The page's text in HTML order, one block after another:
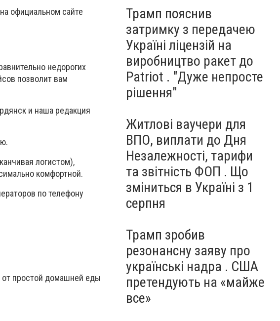
официальном сайте
недорогих
позволит вам
и наша редакция
логистом),
комфортной.
по телефону
от простой домашней еды
Трамп пояснив
затримку з передачею
Україні ліцензій на
виробництво ракет до
Patriot . "Дуже непросте
рішення"
Житлові ваучери для
ВПО, виплати до Дня
Незалежності, тарифи
та звітність ФОП . Що
зміниться в Україні з 1
серпня
Трамп зробив
резонансну заяву про
українські надра . США
претендують на «майже
все»